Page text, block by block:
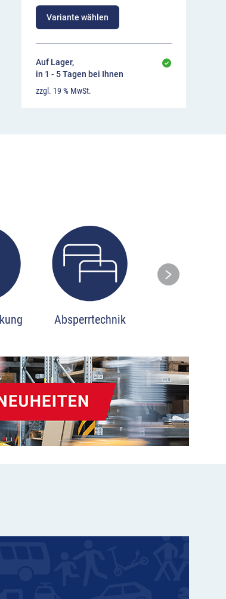
Variante wählen
Auf Lager,
in 1 - 5 Tagen bei Ihnen
zzgl. 19 % MwSt.
Absperrtechnik